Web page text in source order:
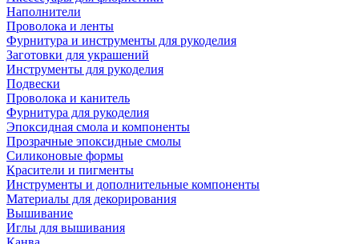
Наполнители
Проволока и ленты
Фурнитура и инструменты для рукоделия
Заготовки для украшений
Инструменты для рукоделия
Подвески
Проволока и канитель
Фурнитура для рукоделия
Эпоксидная смола и компоненты
Прозрачные эпоксидные смолы
Силиконовые формы
Красители и пигменты
Инструменты и дополнительные компоненты
Материалы для декорирования
Вышивание
Иглы для вышивания